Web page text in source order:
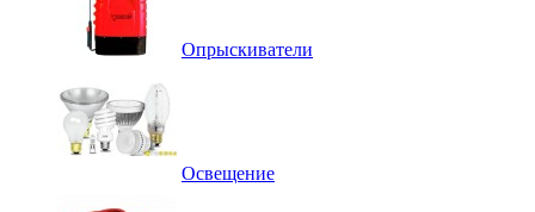
Опрыскиватели
Освещение